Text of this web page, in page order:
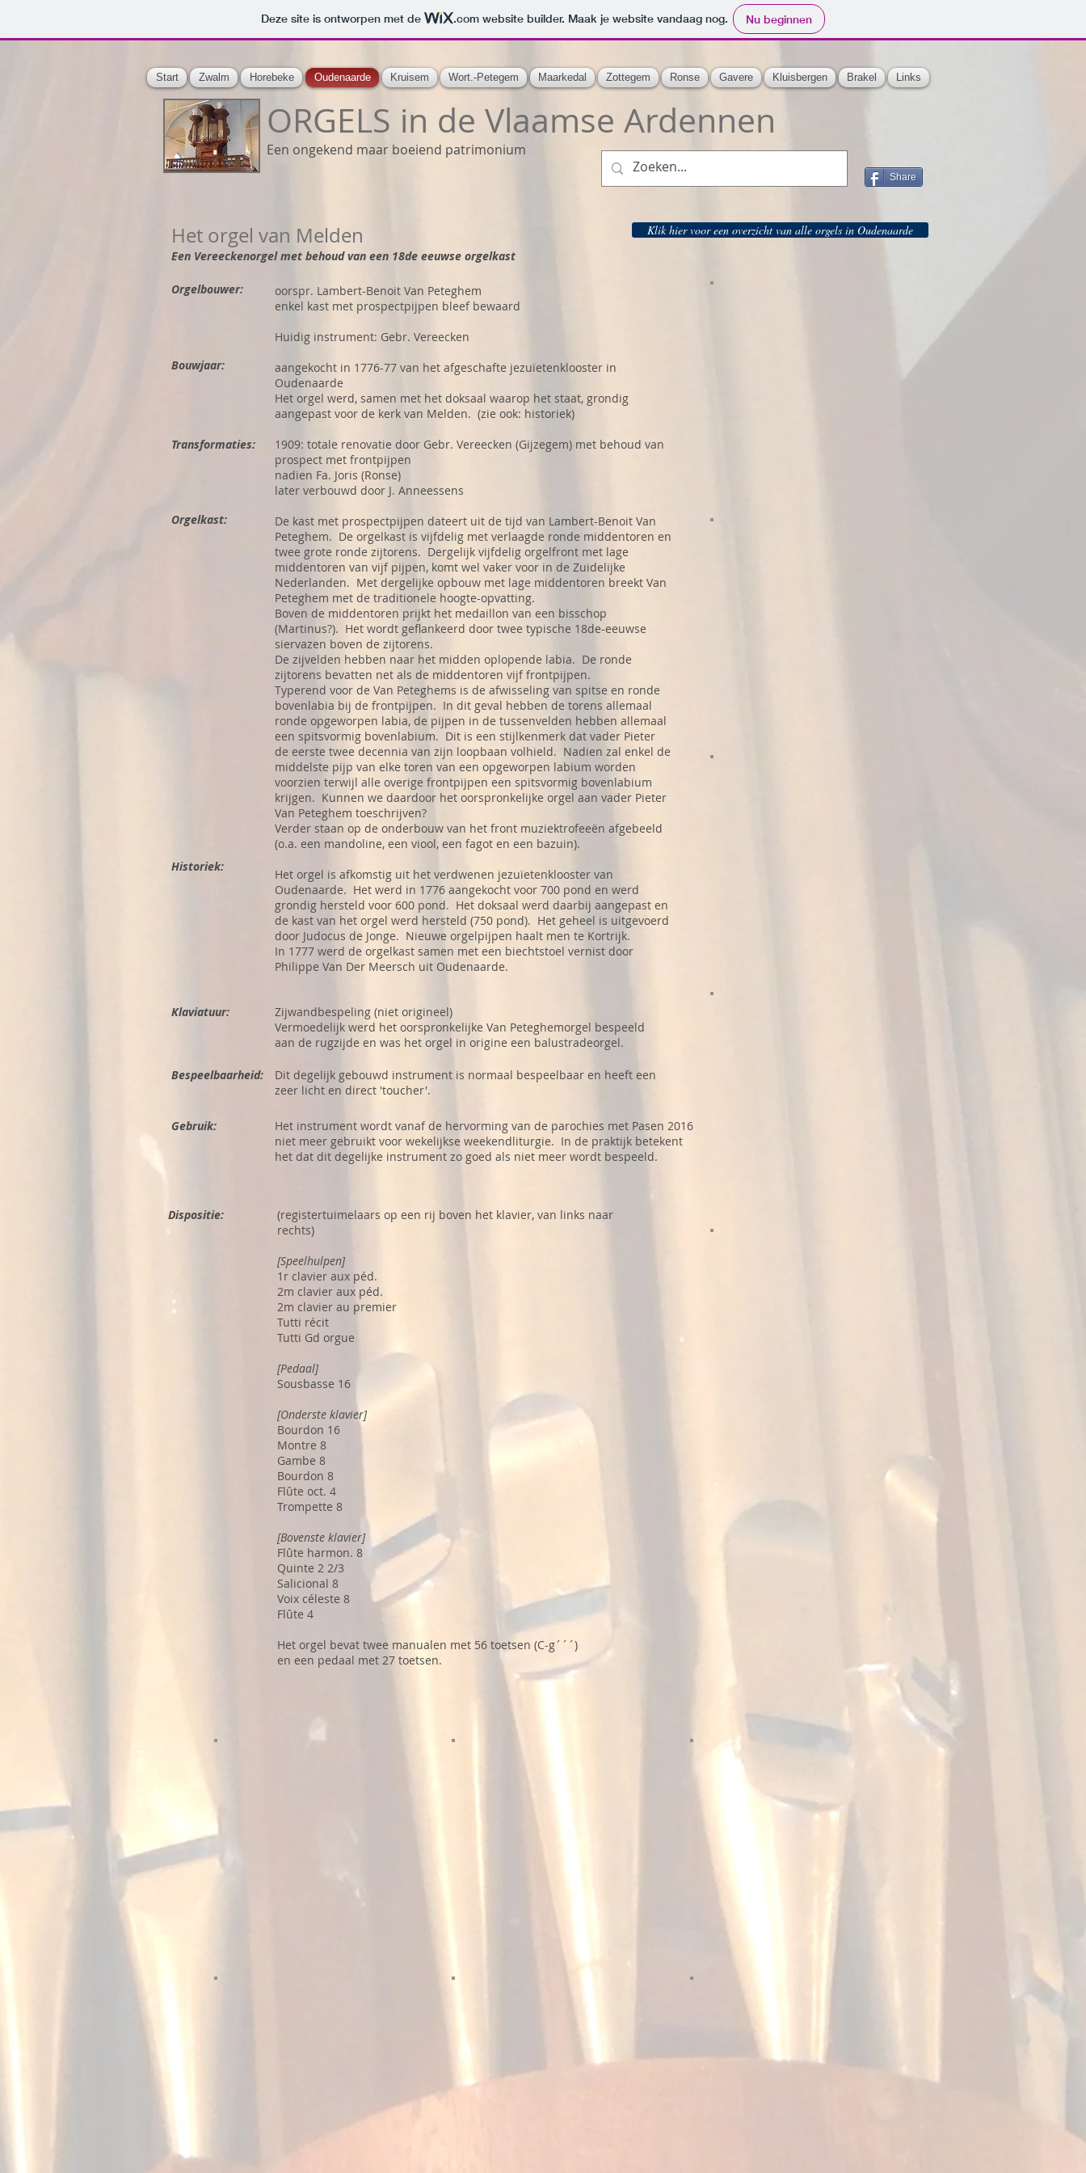
Deze site is ontworpen met de .com website builder. Maak je website vandaag nog. Nu beginnen
Start Zwalm Horebeke Oudenaarde Kruisem Wort.-Petegem Maarkedal Zottegem Ronse Gavere Kluisbergen Brakel Links
ORGELS in de Vlaamse Ardennen
Een ongekend maar boeiend patrimonium
Share
Het orgel van Melden
Een Vereeckenorgel met behoud van een 18de eeuwse orgelkast
Klik hier voor een overzicht van alle orgels in Oudenaarde
Orgelbouwer:
Bouwjaar:
Historiek:
oorspr. Lambert-Benoit Van Peteghem
enkel kast met prospectpijpen bleef bewaard
Huidig instrument: Gebr. Vereecken
aangekocht in 1776-77 van het afgeschafte jezuïetenklooster in
Oudenaarde
Het orgel werd, samen met het doksaal waarop het staat, grondig
aangepast voor de kerk van Melden. (zie ook: historiek)
1909: totale renovatie door Gebr. Vereecken (Gijzegem) met behoud van
prospect met frontpijpen
nadien Fa. Joris (Ronse)
later verbouwd door J. Anneessens
De kast met prospectpijpen dateert uit de tijd van Lambert-Benoit Van
Peteghem. De orgelkast is vijfdelig met verlaagde ronde middentoren en
twee grote ronde zijtorens. Dergelijk vijfdelig orgelfront met lage
middentoren van vijf pijpen, komt wel vaker voor in de Zuidelijke
Nederlanden. Met dergelijke opbouw met lage middentoren breekt Van
Peteghem met de traditionele hoogte-opvatting.
Boven de middentoren prijkt het medaillon van een bisschop
(Martinus?). Het wordt geflankeerd door twee typische 18de-eeuwse
siervazen boven de zijtorens.
De zijvelden hebben naar het midden oplopende labia. De ronde
zijtorens bevatten net als de middentoren vijf frontpijpen.
Typerend voor de Van Peteghems is de afwisseling van spitse en ronde
bovenlabia bij de frontpijpen. In dit geval hebben de torens allemaal
ronde opgeworpen labia, de pijpen in de tussenvelden hebben allemaal
een spitsvormig bovenlabium. Dit is een stijlkenmerk dat vader Pieter
de eerste twee decennia van zijn loopbaan volhield. Nadien zal enkel de
middelste pijp van elke toren van een opgeworpen labium worden
voorzien terwijl alle overige frontpijpen een spitsvormig bovenlabium
krijgen. Kunnen we daardoor het oorspronkelijke orgel aan vader Pieter
Van Peteghem toeschrijven?
Verder staan op de onderbouw van het front muziektrofeeën afgebeeld
(o.a. een mandoline, een viool, een fagot en een bazuin).
Het orgel is afkomstig uit het verdwenen jezuïetenklooster van
Oudenaarde. Het werd in 1776 aangekocht voor 700 pond en werd
grondig hersteld voor 600 pond. Het doksaal werd daarbij aangepast en
de kast van het orgel werd hersteld (750 pond). Het geheel is uitgevoerd
door Judocus de Jonge. Nieuwe orgelpijpen haalt men te Kortrijk.
In 1777 werd de orgelkast samen met een biechtstoel vernist door
Philippe Van Der Meersch uit Oudenaarde.
Orgelkast:
Transformaties:
Klaviatuur:
Zijwandbespeling (niet origineel)
Vermoedelijk werd het oorspronkelijke Van Peteghemorgel bespeeld
aan de rugzijde en was het orgel in origine een balustradeorgel.
Dit degelijk gebouwd instrument is normaal bespeelbaar en heeft een
zeer licht en direct 'toucher'.
Bespeelbaarheid:
Gebruik:
Het instrument wordt vanaf de hervorming van de parochies met Pasen 2016
niet meer gebruikt voor wekelijkse weekendliturgie. In de praktijk betekent
het dat dit degelijke instrument zo goed als niet meer wordt bespeeld.
Dispositie:
(registertuimelaars op een rij boven het klavier, van links naar
rechts)
[Speelhulpen]
1r clavier aux péd.
2m clavier aux péd.
2m clavier au premier
Tutti récit
Tutti Gd orgue
[Pedaal]
Sousbasse 16
[Onderste klavier]
Bourdon 16
Montre 8
Gambe 8
Bourdon 8
Flûte oct. 4
Trompette 8
[Bovenste klavier]
Flûte harmon. 8
Quinte 2 2/3
Salicional 8
Voix céleste 8
Flûte 4
Het orgel bevat twee manualen met 56 toetsen (C-g´´´)
en een pedaal met 27 toetsen.